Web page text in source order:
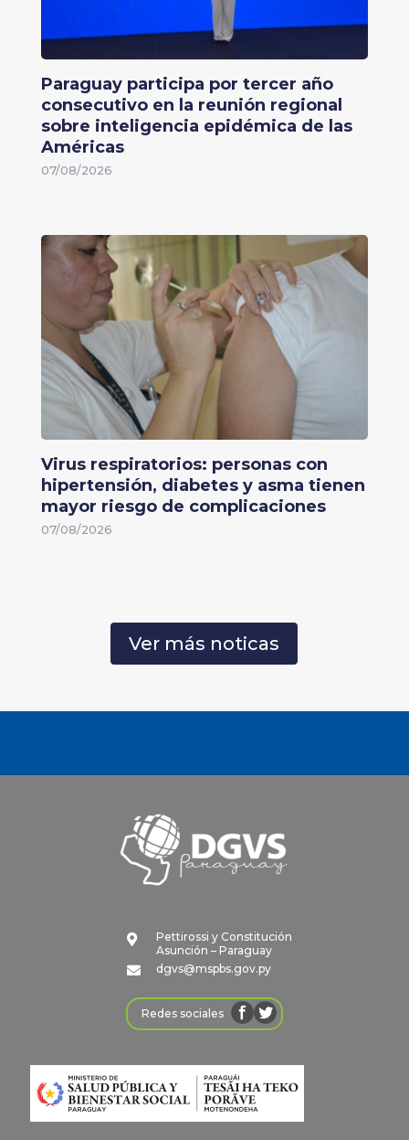
Paraguay participa por tercer año
consecutivo en la reunión regional
sobre inteligencia epidémica de las
Américas
07/08/2026
Virus respiratorios: personas con
hipertensión, diabetes y asma tienen
mayor riesgo de complicaciones
07/08/2026
Ver más noticas

Pettirossi y Constitución
Asunción – Paraguay

dgvs@mspbs.gov.py
Redes sociales